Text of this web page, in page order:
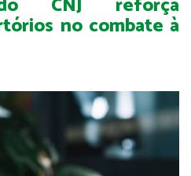
CNJ reforça
no combate à